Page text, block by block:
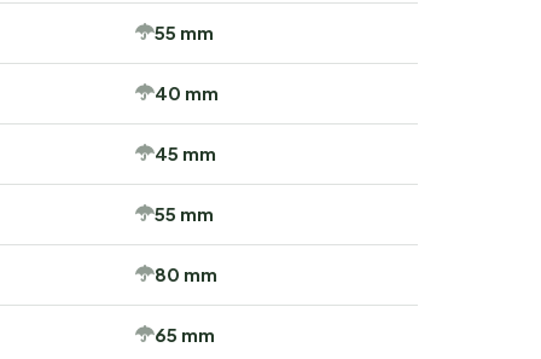
55 mm
40 mm
45 mm
55 mm
80 mm
65 mm